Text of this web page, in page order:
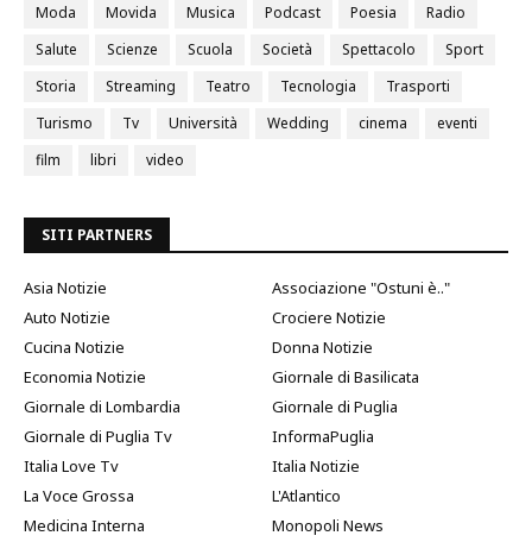
Moda
Movida Musica Podcast Poesia
Radio
Salute
Scienze Scuola Società Spettacolo
Sport
Storia
Streaming Teatro Tecnologia
Trasporti
Turismo
Tv Università Wedding cinema
eventi
film
libri video
SITI PARTNERS
Asia Notizie
Associazione "Ostuni è.."
Auto Notizie
Crociere Notizie
Cucina Notizie
Donna Notizie
Economia Notizie
Giornale di Basilicata
Giornale di Lombardia
Giornale di Puglia
Giornale di Puglia Tv
InformaPuglia
Italia Love Tv
Italia Notizie
La Voce Grossa
L'Atlantico
Medicina Interna
Monopoli News